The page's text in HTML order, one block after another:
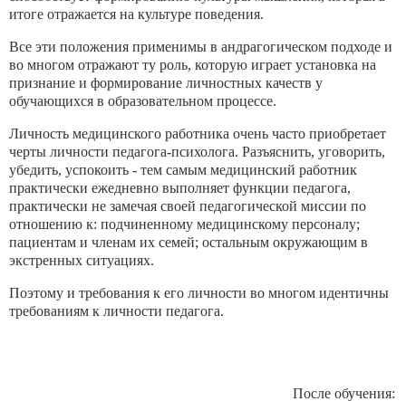
итоге отражается на культуре поведения.
Все эти положения применимы в андрагогическом подходе и
во многом отражают ту роль, которую играет установка на
признание и формирование личностных качеств у
обучающихся в образовательном процессе.
Личность медицинского работника очень часто приобретает
черты личности педагога-психолога. Разъяснить, уговорить,
убедить, успокоить - тем самым медицинский работник
практически ежедневно выполняет функции педагога,
практически не замечая своей педагогической миссии по
отношению к: подчиненному медицинскому персоналу;
пациентам и членам их семей; остальным окружающим в
экстренных ситуациях.
Поэтому и требования к его личности во многом идентичны
требованиям к личности педагога.
После обучения: